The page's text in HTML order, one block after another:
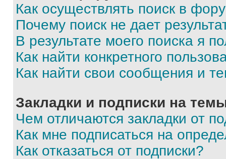
Как осуществлять поиск в
Почему поиск не дает
В результате моего поиска я
Как найти конкретного
Как найти свои сообщения и
Закладки и подписки на
Чем отличаются закладки от
Как мне подписаться на
Как отказаться от подписки?